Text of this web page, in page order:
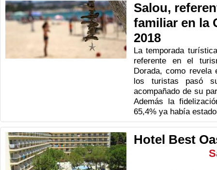
Salou,
familiar en la
2018
La temporada
referente en el
Dorada, como revela
los turistas pasó
acompañado de su
Además la
65,4% ya había
Hotel Best